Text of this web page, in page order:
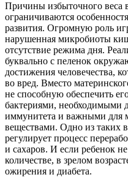
Причины избыточного веса
ограничиваются
развития. Огромную роль
нарушенная микробиоты
отсутствие режима дня.
буквально с пеленок
достижения человечества,
во вред. Вместо
не способную обеспечить
бактериями, необходимыми
иммунитета и важными для
веществами. Одно из таких
регулирует процесс
и сахаров. И если ребенок
количестве, в зрелом
ожирения и диабета.